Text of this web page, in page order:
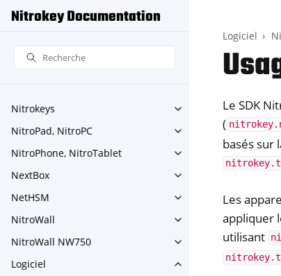
Nitrokey Documentation
Nitrokeys
Toggle navigation of
NitroPad, NitroPC
Toggle navigation of
NitroPhone, NitroTablet
Toggle navigation of
NextBox
Toggle navigation of
NetHSM
Toggle navigation of
NitroWall
Toggle navigation of
NitroWall NW750
Toggle navigation of
Logiciel
Toggle navigation of
Logiciel
Le SDK
(
basés sur
Les
appliquer
utilisant